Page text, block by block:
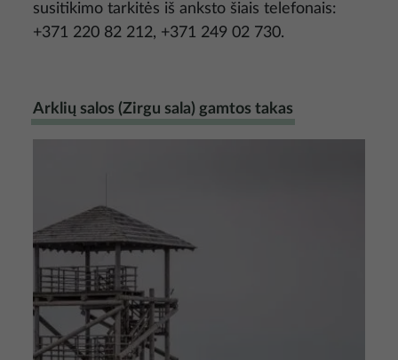
susitikimo tarkitės iš anksto šiais telefonais:
+371 220 82 212, +371 249 02 730.
Arklių salos (Zirgu sala) gamtos takas